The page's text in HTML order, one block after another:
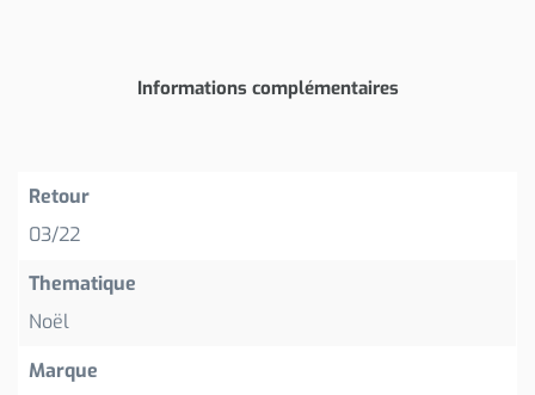
Informations complémentaires
Retour
03/22
Thematique
Noël
Marque